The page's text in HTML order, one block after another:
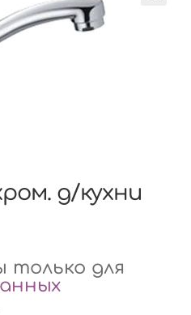
д/кухни
для